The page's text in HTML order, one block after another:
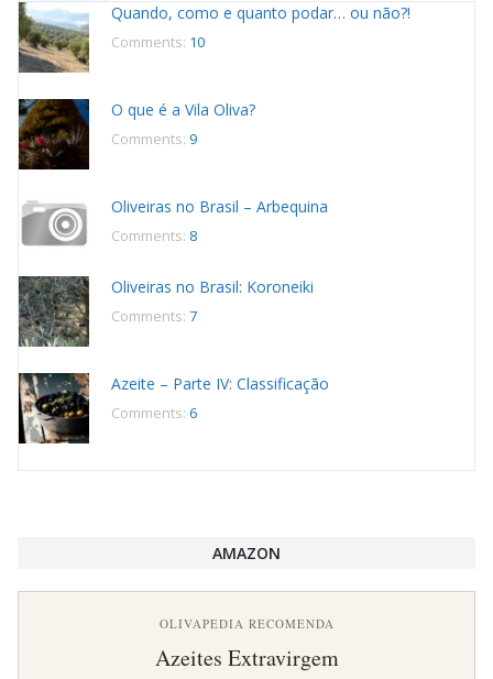
Quando, como e quanto podar… ou não?!
Comments: 10
O que é a Vila Oliva?
Comments: 9
Oliveiras no Brasil – Arbequina
Comments: 8
Oliveiras no Brasil: Koroneiki
Comments: 7
Azeite – Parte IV: Classificação
Comments: 6
AMAZON
OLIVAPEDIA RECOMENDA
Azeites Extravirgem